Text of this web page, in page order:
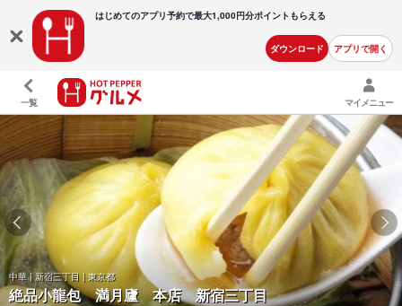
はじめてのアプリ予約で最大1,000円分ポイントもらえる
ダウンロード アプリで開く
一覧 マイメニュー
中華 | 新宿三丁目 | 東京都
絶品小龍包 満月廬 本店 新宿三丁目